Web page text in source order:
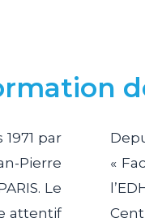
par
Pierre
Le
attentif
«